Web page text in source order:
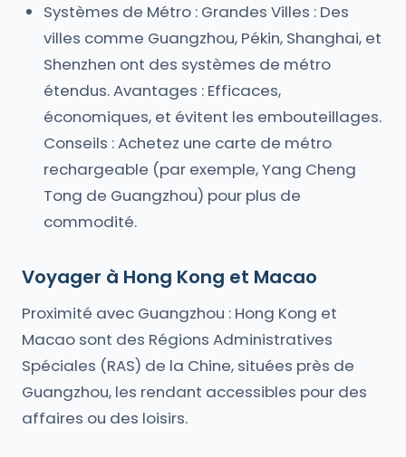
Systèmes de Métro : Grandes Villes : Des
villes comme Guangzhou, Pékin, Shanghai, et
Shenzhen ont des systèmes de métro
étendus. Avantages : Efficaces,
économiques, et évitent les embouteillages.
Conseils : Achetez une carte de métro
rechargeable (par exemple, Yang Cheng
Tong de Guangzhou) pour plus de
commodité.
Voyager à Hong Kong et Macao
Proximité avec Guangzhou : Hong Kong et
Macao sont des Régions Administratives
Spéciales (RAS) de la Chine, situées près de
Guangzhou, les rendant accessibles pour des
affaires ou des loisirs.